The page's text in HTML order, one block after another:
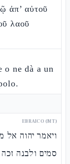
ἀπ’ αὐτοῦ
λαοῦ
o ne dà a un
EBRAICO (MT)
ויאמר יהוה
סמים ולבנה